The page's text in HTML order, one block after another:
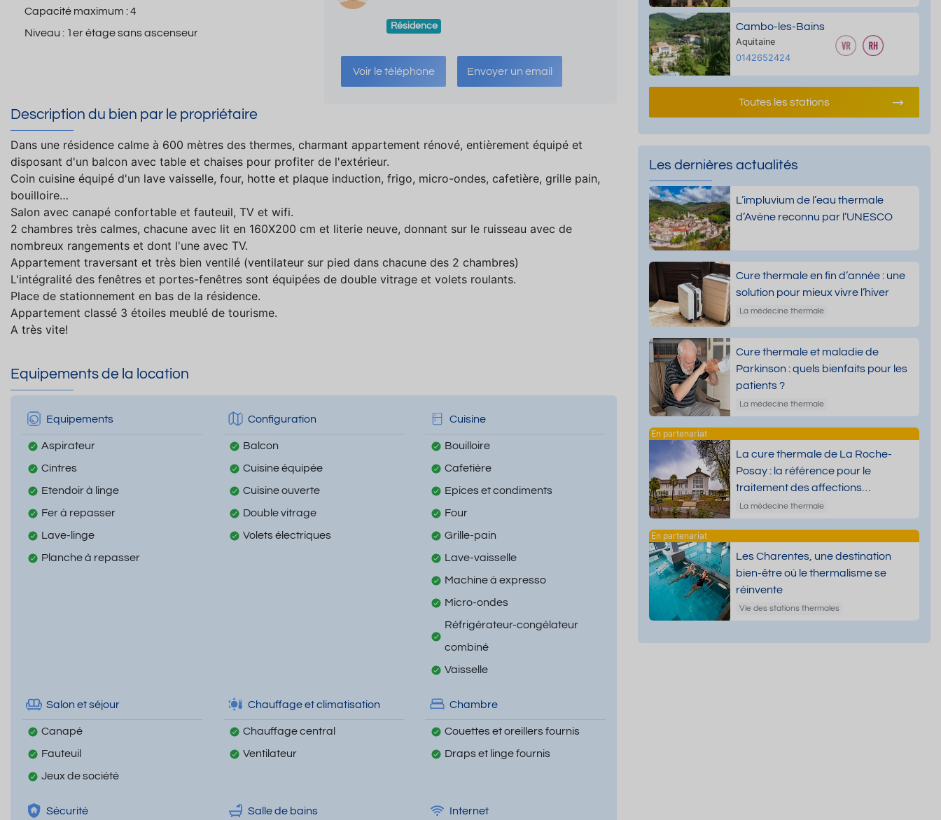
Capacité maximum :4
Niveau : 1er étage sans ascenseur
Résidence
Voir le téléphone Envoyer un email
Description du bien par le propriétaire
Dans une résidence calme à 600 mètres des thermes, charmant appartement rénové, entièrement équipé et
disposant d'un balcon avec table et chaises pour profiter de l'extérieur.
Coin cuisine équipé d'un lave vaisselle, four, hotte et plaque induction, frigo, micro-ondes, cafetière, grille pain,
bouilloire…
Salon avec canapé confortable et fauteuil, TV et wifi.
2 chambres très calmes, chacune avec lit en 160X200 cm et literie neuve, donnant sur le ruisseau avec de
nombreux rangements et dont l'une avec TV.
Appartement traversant et très bien ventilé (ventilateur sur pied dans chacune des 2 chambres)
L'intégralité des fenêtres et portes-fenêtres sont équipées de double vitrage et volets roulants.
Place de stationnement en bas de la résidence.
Appartement classé 3 étoiles meublé de tourisme.
A très vite!
Equipements de la location
Equipements
Aspirateur
Cintres
Etendoir à linge
Fer à repasser
Lave-linge
Planche à repasser
Configuration
Balcon
Cuisine équipée
Cuisine ouverte
Double vitrage
Volets électriques
Cuisine
Bouilloire
Cafetière
Epices et condiments
Four
Grille-pain
Lave-vaisselle
Machine à expresso
Micro-ondes
Réfrigérateur-congélateur
combiné
Vaisselle
Salon et séjour
Canapé
Fauteuil
Jeux de société
Chauffage et climatisation
Chauffage central
Ventilateur
Chambre
Couettes et oreillers fournis
Draps et linge fournis
Sécurité Salle de bains Internet
Cambo-les-Bains
Aquitaine
0142652424
Toutes les stations
Les dernières actualités
L’impluvium de l’eau thermale
d’Avène reconnu par l’UNESCO
Cure thermale en fin d’année : une
solution pour mieux vivre l’hiver
La médecine thermale
Cure thermale et maladie de
Parkinson : quels bienfaits pour les
patients ?
La médecine thermale
La cure thermale de La Roche-
Posay : la référence pour le
traitement des affections
dermatologiques
La médecine thermale
Les Charentes, une destination
bien-être où le thermalisme se
réinvente
Vie des stations thermales